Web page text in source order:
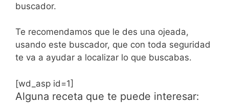
buscador.
Te recomendamos que le des una ojeada,
usando este buscador, que con toda seguridad
te va a ayudar a localizar lo que buscabas.
[wd_asp id=1]
Alguna receta que te puede interesar: